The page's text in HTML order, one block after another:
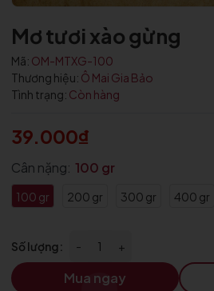
Mơ tươi xào gừng
Mã: OM-MTXG-100
Thương hiệu: Ô Mai Gia Bảo
Tình trạng: Còn hàng
39.000₫
Cân nặng: 100 gr
100 gr 200 gr 300 gr 400 gr
Số lượng: - +
Mua ngay